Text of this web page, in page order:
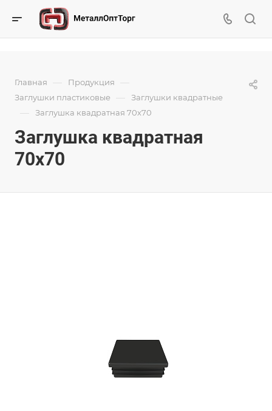
Главная — Продукция —
Заглушки пластиковые — Заглушки квадратные
— Заглушка квадратная 70х70
Заглушка квадратная
70х70